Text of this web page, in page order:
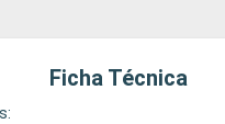
Ficha Técnica